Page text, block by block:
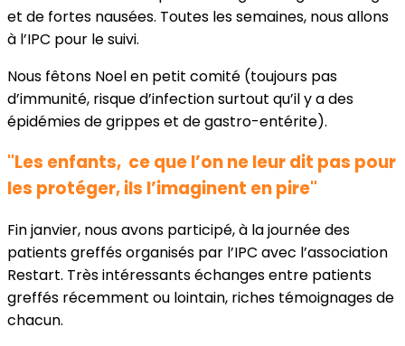
et de fortes nausées. Toutes les semaines, nous allons
à l’IPC pour le suivi.
Nous fêtons Noel en petit comité (toujours pas
d’immunité, risque d’infection surtout qu’il y a des
épidémies de grippes et de gastro-entérite).
"Les enfants, ce que l’on ne leur dit pas pour
les protéger, ils l’imaginent en pire"
Fin janvier, nous avons participé, à la journée des
patients greffés organisés par l’IPC avec l’association
Restart. Très intéressants échanges entre patients
greffés récemment ou lointain, riches témoignages de
chacun.